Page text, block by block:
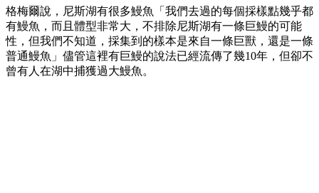
格梅爾說，尼斯湖有很多鰻魚「我們去過的每個採樣點幾乎都
有鰻魚，而且體型非常大，不排除尼斯湖有一條巨鰻的可能
性，但我們不知道，採集到的樣本是來自一條巨獸，還是一條
普通鰻魚 」 儘管這裡有巨鰻的說法已經流傳了幾10年，但卻不
曾有人在湖中捕獲過大鰻魚。